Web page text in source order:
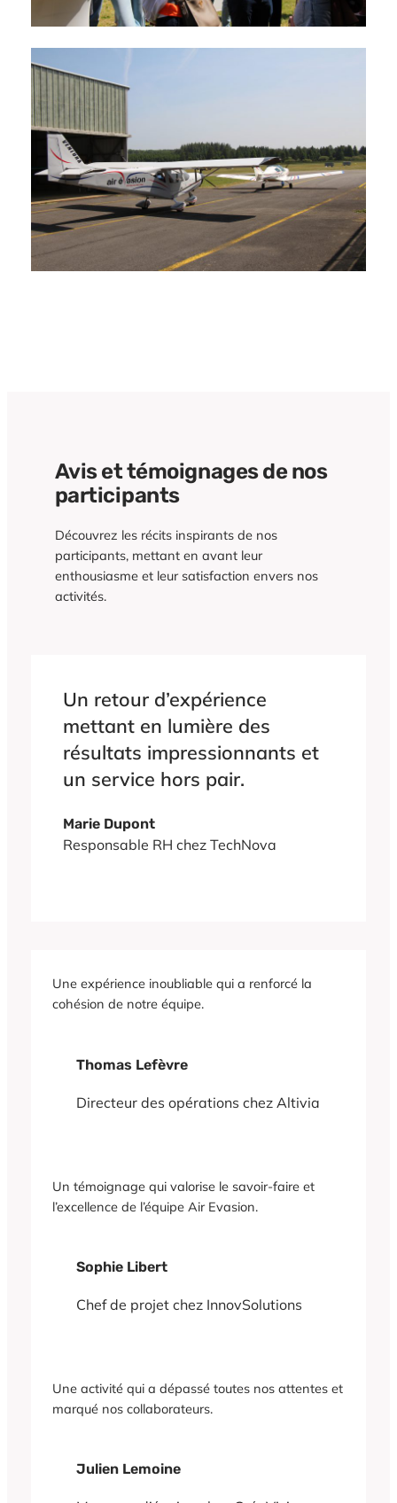
Avis et témoignages de nos
participants
Découvrez les récits inspirants de nos
participants, mettant en avant leur
enthousiasme et leur satisfaction envers nos
activités.
Un retour d’expérience
mettant en lumière des
résultats impressionnants et
un service hors pair.
Marie Dupont
Responsable RH chez TechNova
Une expérience inoubliable qui a renforcé la
cohésion de notre équipe.
Thomas Lefèvre
Directeur des opérations chez Altivia
Un témoignage qui valorise le savoir-faire et
l’excellence de l’équipe Air Evasion.
Sophie Libert
Chef de projet chez InnovSolutions
Une activité qui a dépassé toutes nos attentes et
marqué nos collaborateurs.
Julien Lemoine